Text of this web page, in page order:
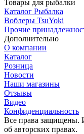
Товары для рыбалки
Каталог Рыбалка
Воблеры TsuYoki
Прочие
Дополнительно
О компании
Каталог
Розница
Новости
Наши магазины
Отзывы
Видео
Конфиденциальность
Все права защищены.
об авторских правах.